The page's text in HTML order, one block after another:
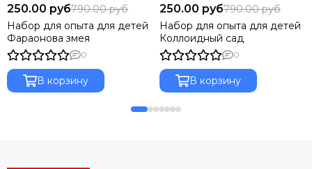
250.00 руб790.00 руб
Набор для опыта для детей
Фараонова змея
0
В корзину
250.00 руб790.00 руб
Набор для опыта для детей
Коллоидный сад
0
В корзину